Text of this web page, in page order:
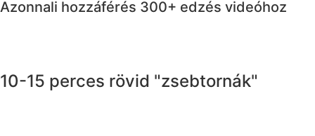
Azonnali hozzáférés 300+ edzés videóhoz
10-15 perces rövid "zsebtornák"